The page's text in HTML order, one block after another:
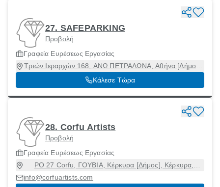
27. SAFEPARKING
Προβολή
Γραφεία Ευρέσεως Εργασίας
Τριών Ιεραρχών 168, ΑΝΩ ΠΕΤΡΑΛΩΝΑ, Αθήνα [Δήμος],
Αττική, 11852
Κάλεσε Τώρα
28. Corfu Artists
Προβολή
Γραφεία Ευρέσεως Εργασίας
PO 27 Corfu, ΓΟΥΒΙΑ, Κέρκυρα [Δήμος], Κέρκυρα,
info@corfuartists.com